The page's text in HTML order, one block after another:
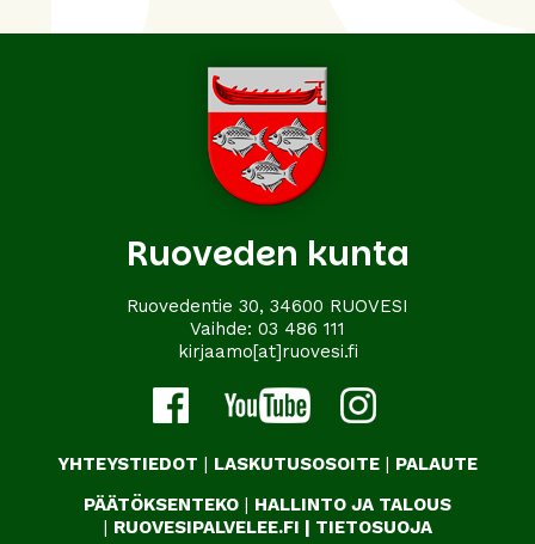
Ruoveden kunta
Ruovedentie 30, 34600 RUOVESI
Vaihde: 03 486 111
kirjaamo[at]ruovesi.fi
YHTEYSTIEDOT | LASKUTUSOSOITE | PALAUTE
PÄÄTÖKSENTEKO | HALLINTO JA TALOUS
| RUOVESIPALVELEE.FI | TIETOSUOJA